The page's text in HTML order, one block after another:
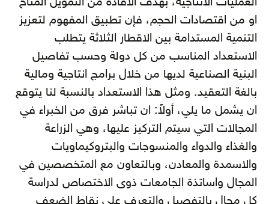
او من اقتصادات الحجم، فإن تطبيق المفهوم لتعزيز
التنمية المستدامة بين الاقطار الثلاثة يتطلب
الاستعداد المناسب من كل دولة وحسب تفاصيل
البنية الصناعية لديها من خلال برامج انتاجية ومالية
بالغة التعقيد. ومثل هذا الاستعداد بالنسبة لنا يتوقع
ان يشمل ما يلي، أولاً: ان تباشر فرق من الخبراء في
المجالات التي سيتم التركيز عليها، وهي الزراعة
والغذاء والدواء والمنسوجات والبتروكيماويات
والاسمدة والمعادن، وبالتعاون مع المتخصصين في
المجال واساتذة الجامعات ذوى الاختصاص لدراسة
كل مجال بالتفصيل والتعرف على نقاط الضعف